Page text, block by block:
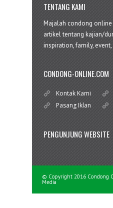
TENTANG KAMI
Majalah condong
artikel tentang kajian/
inspiration, family,
CONDONG-ONLINE.COM
Kontak Kami
Pasang Iklan
PENGUNJUNG WEBSITE
© Copyright 2016 Condong
Media